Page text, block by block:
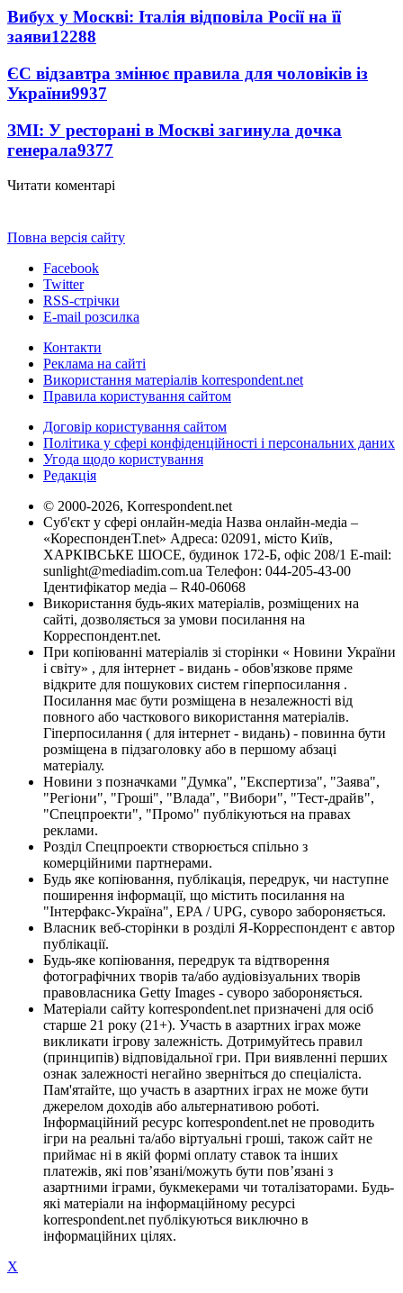
Вибух у Москві: Італія відповіла Росії на її
заяви12288
ЄС відзавтра змінює правила для чоловіків із
України9937
ЗМІ: У ресторані в Москві загинула дочка
генерала9377
Читати коментарі
Повна версія сайту
Facebook
Twitter
RSS-стрічки
E-mail розсилка
Контакти
Реклама на сайті
Використання матеріалів korrespondent.net
Правила користування сайтом
Договір користування сайтом
Політика у сфері конфіденційності і персональних даних
Угода щодо користування
Редакція
© 2000-2026, Korrespondent.net
Суб'єкт у сфері онлайн-медіа Назва онлайн-медіа –
«КореспонденТ.net» Адреса: 02091, місто Київ,
ХАРКІВСЬКЕ ШОСЕ, будинок 172-Б, офіс 208/1 E-mail:
sunlight@mediadim.com.ua Телефон: 044-205-43-00
Ідентифікатор медіа – R40-06068
Використання будь-яких матеріалів, розміщених на
сайті, дозволяється за умови посилання на
Корреспондент.net.
При копіюванні матеріалів зі сторінки « Новини України
і світу» , для інтернет - видань - обов'язкове пряме
відкрите для пошукових систем гіперпосилання .
Посилання має бути розміщена в незалежності від
повного або часткового використання матеріалів.
Гіперпосилання ( для інтернет - видань) - повинна бути
розміщена в підзаголовку або в першому абзаці
матеріалу.
Новини з позначками "Думка", "Експертиза", "Заява",
"Регіони", "Гроші", "Влада", "Вибори", "Тест-драйв",
"Спецпроекти", "Промо" публікуються на правах
реклами.
Розділ Спецпроекти створюється спільно з
комерційними партнерами.
Будь яке копіювання, публікація, передрук, чи наступне
поширення інформації, що містить посилання на
"Інтерфакс-Україна", EPA / UPG, суворо забороняється.
Власник веб-сторінки в розділі Я-Корреспондент є автор
публікації.
Будь-яке копіювання, передрук та відтворення
фотографічних творів та/або аудіовізуальних творів
правовласника Getty Images - суворо забороняється.
Матеріали сайту korrespondent.net призначені для осіб
старше 21 року (21+). Участь в азартних іграх може
викликати ігрову залежність. Дотримуйтесь правил
(принципів) відповідальної гри. При виявленні перших
ознак залежності негайно зверніться до спеціаліста.
Пам'ятайте, що участь в азартних іграх не може бути
джерелом доходів або альтернативою роботі.
Інформаційний ресурс korrespondent.net не проводить
ігри на реальні та/або віртуальні гроші, також сайт не
приймає ні в якій формі оплату ставок та інших
платежів, які пов’язані/можуть бути пов’язані з
азартними іграми, букмекерами чи тоталізаторами. Будь-
які матеріали на інформаційному ресурсі
korrespondent.net публікуються виключно в
інформаційних цілях.
X